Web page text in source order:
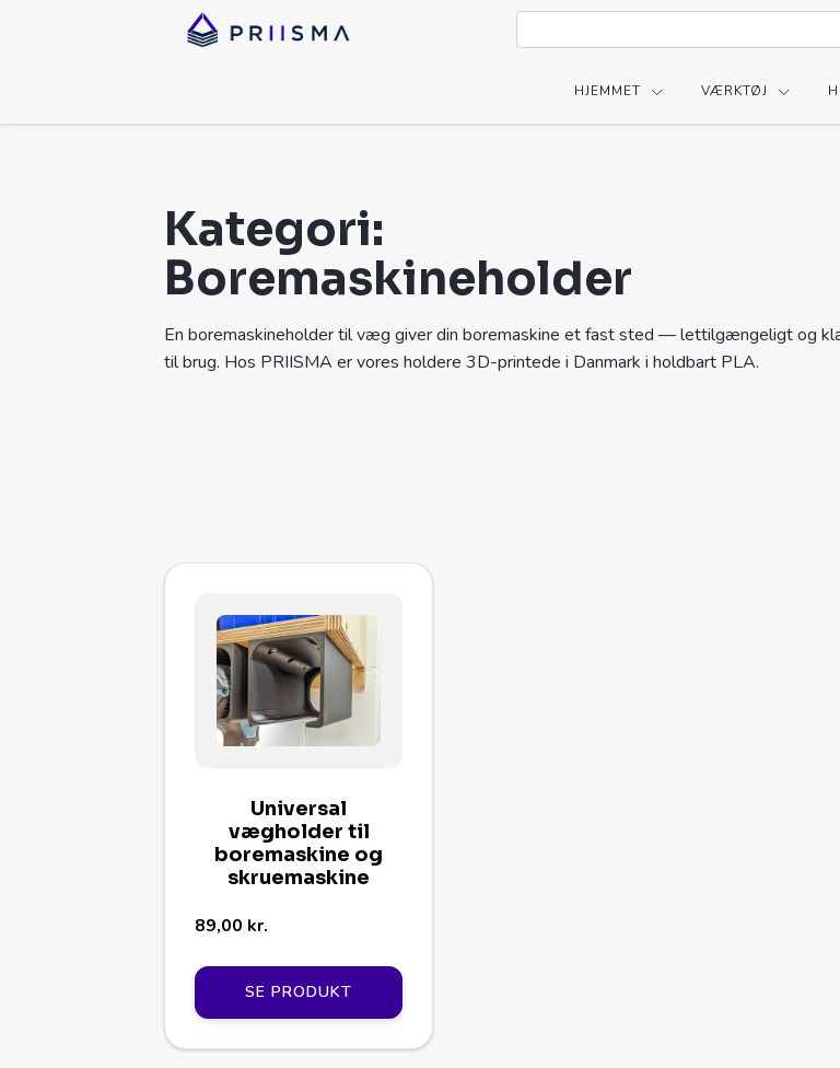
HJEMMET VÆRKTØJ
Kategori:
Boremaskineholder
En boremaskineholder til væg giver din boremaskine et fast sted — lettilgængeligt og
til brug. Hos PRIISMA er vores holdere 3D-printede i Danmark i holdbart PLA.
Universal
vægholder til
boremaskine og
skruemaskine
89,00 kr.
SE PRODUKT